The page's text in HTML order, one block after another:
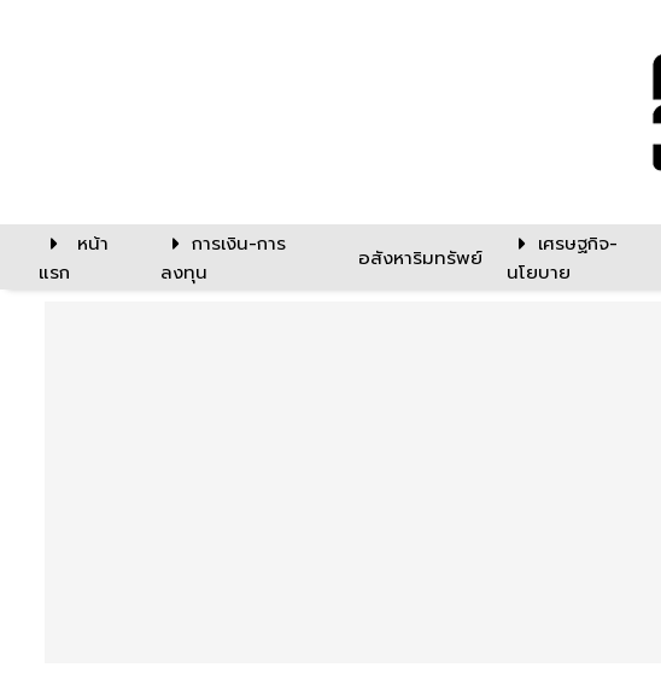
หน้า
แรก
การเงิน-การ
ลงทุน
อสังหาริมทรัพย์
เศรษฐกิจ-
นโยบาย